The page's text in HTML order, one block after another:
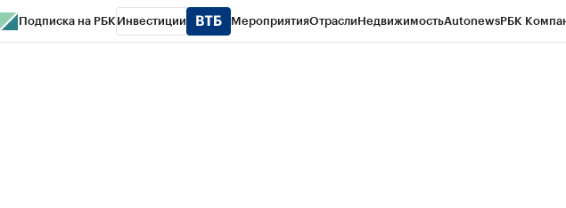
Подписка на РБК Инвестиции МероприятияОтраслиНедвижимостьAutonewsРБК